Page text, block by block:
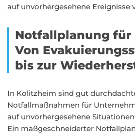
auf unvorhergesehene Ereignisse
Notfallplanung für
Von
bis zur
In Kolitzheim sind gut
Notfallmaßnahmen für
auf unvorhergesehene
Ein maßgeschneiderter